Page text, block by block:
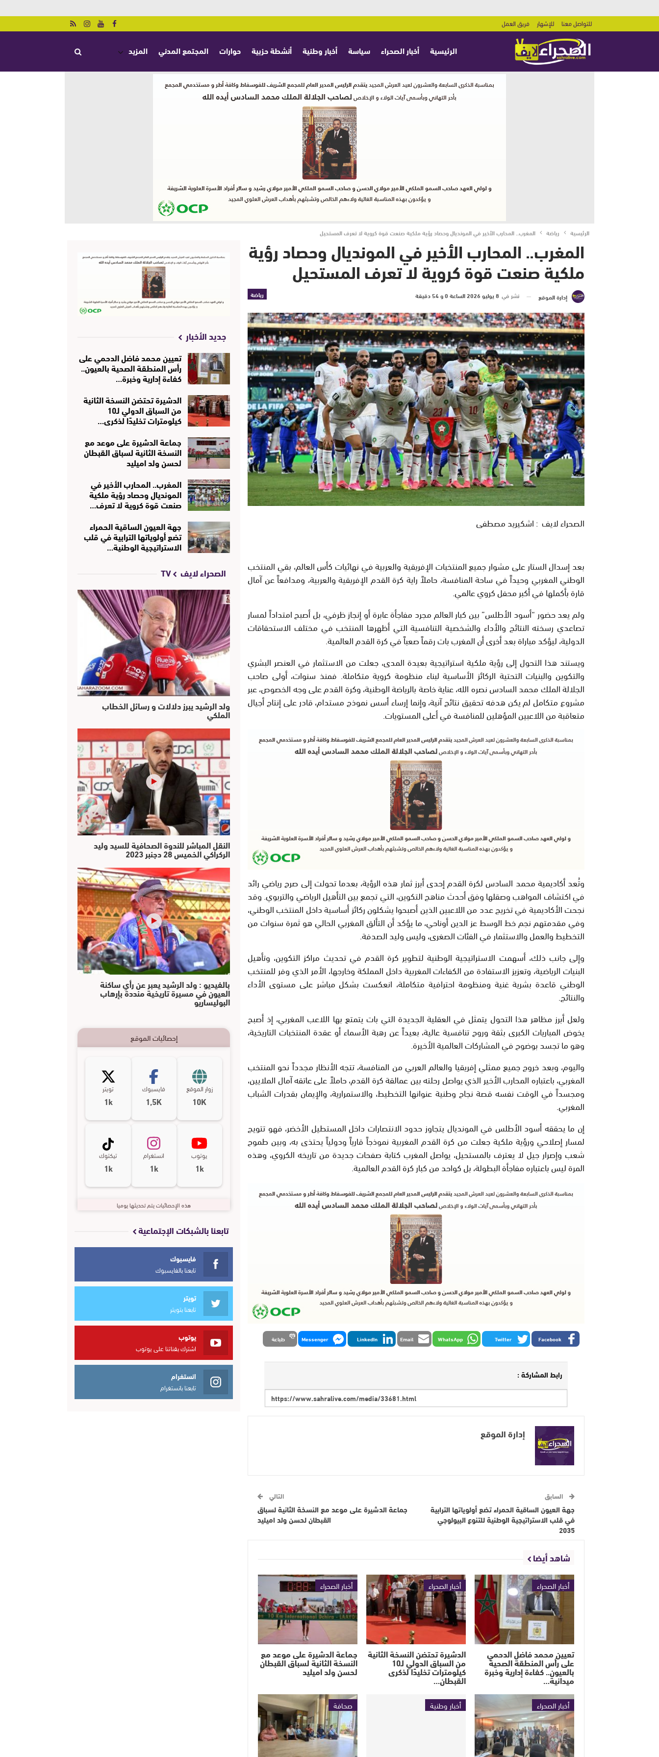
للتواصل معنا للإشهار فريق العمل
الرئيسية أخبار الصحراء سياسة أخبار وطنية أنشطة حزبية حوارات المجتمع المدني المزيد
الرئيسية رياضة المغرب.. المحارب الأخير في المونديال وحصاد رؤية ملكية صنعت قوة كروية لا تعرف المستحيل
المغرب.. المحارب الأخير في المونديال وحصاد رؤية
ملكية صنعت قوة كروية لا تعرف المستحيل
رياضة إدارة الموقع نشر في 8 يوليو 2026 الساعة 0 و 54 دقيقة
الصحراء لايف : اشكيريد مصطفى
بعد إسدال الستار على مشوار جميع المنتخبات الإفريقية والعربية في نهائيات كأس العالم، بقي المنتخب
الوطني المغربي وحيداً في ساحة المنافسة، حاملاً راية كرة القدم الإفريقية والعربية، ومدافعاً عن آمال
قارة بأكملها في أكبر محفل كروي عالمي.
ولم يعد حضور “أسود الأطلس” بين كبار العالم مجرد مفاجأة عابرة أو إنجاز ظرفي، بل أصبح امتداداً لمسار
تصاعدي رسخته النتائج والأداء والشخصية التنافسية التي أظهرها المنتخب في مختلف الاستحقاقات
الدولية، ليؤكد مباراة بعد أخرى أن المغرب بات رقماً صعباً في كرة القدم العالمية.
ويستند هذا التحول إلى رؤية ملكية استراتيجية بعيدة المدى، جعلت من الاستثمار في العنصر البشري
والتكوين والبنيات التحتية الركائز الأساسية لبناء منظومة كروية متكاملة. فمنذ سنوات، أولى صاحب
الجلالة الملك محمد السادس نصره الله، عناية خاصة بالرياضة الوطنية، وكرة القدم على وجه الخصوص، عبر
مشروع متكامل لم يكن هدفه تحقيق نتائج آنية، وإنما إرساء أسس نموذج مستدام، قادر على إنتاج أجيال
متعاقبة من اللاعبين المؤهلين للمنافسة في أعلى المستويات.
وتُعد أكاديمية محمد السادس لكرة القدم إحدى أبرز ثمار هذه الرؤية، بعدما تحولت إلى صرح رياضي رائد
في اكتشاف المواهب وصقلها وفق أحدث مناهج التكوين، التي تجمع بين التأهيل الرياضي والتربوي. وقد
نجحت الأكاديمية في تخريج عدد من اللاعبين الذين أصبحوا يشكلون ركائز أساسية داخل المنتخب الوطني،
وفي مقدمتهم نجم خط الوسط عز الدين أوناحي، ما يؤكد أن التألق المغربي الحالي هو ثمرة سنوات من
التخطيط والعمل والاستثمار في الفئات الصغرى، وليس وليد الصدفة.
وإلى جانب ذلك، أسهمت الاستراتيجية الوطنية لتطوير كرة القدم في تحديث مراكز التكوين، وتأهيل
البنيات الرياضية، وتعزيز الاستفادة من الكفاءات المغربية داخل المملكة وخارجها، الأمر الذي وفر للمنتخب
الوطني قاعدة بشرية غنية ومنظومة احترافية متكاملة، انعكست بشكل مباشر على مستوى الأداء
والنتائج.
ولعل أبرز مظاهر هذا التحول يتمثل في العقلية الجديدة التي بات يتمتع بها اللاعب المغربي، إذ أصبح
يخوض المباريات الكبرى بثقة وروح تنافسية عالية، بعيداً عن رهبة الأسماء أو عقدة المنتخبات التاريخية،
وهو ما تجسد بوضوح في المشاركات العالمية الأخيرة.
واليوم، وبعد خروج جميع ممثلي إفريقيا والعالم العربي من المنافسة، تتجه الأنظار مجدداً نحو المنتخب
المغربي، باعتباره المحارب الأخير الذي يواصل رحلته بين عمالقة كرة القدم، حاملاً على عاتقه آمال الملايين،
ومجسداً في الوقت نفسه قصة نجاح وطنية عنوانها التخطيط، والاستمرارية، والإيمان بقدرات الشباب
المغربي.
إن ما يحققه أسود الأطلس في المونديال يتجاوز حدود الانتصارات داخل المستطيل الأخضر، فهو تتويج
لمسار إصلاحي ورؤية ملكية جعلت من كرة القدم المغربية نموذجاً قارياً ودولياً يحتذى به، وبين طموح
شعب وإصرار جيل لا يعترف بالمستحيل، يواصل المغرب كتابة صفحات جديدة من تاريخه الكروي، وهذه
المرة ليس باعتباره مفاجأة البطولة، بل كواحد من كبار كرة القدم العالمية.
Facebook
Twitter
WhatsApp
Email
LinkedIn
Messenger طباعة
رابط المشاركة :
إدارة الموقع
السابق
جهة العيون الساقية الحمراء تضع أولوياتها الترابية
في قلب الاستراتيجية الوطنية للتنوع البيولوجي
2035
التالي
جماعة الدشيرة على موعد مع النسخة الثانية لسباق
القبطان لحسن ولد اميليد
شاهد أيضا
أخبار الصحراء
تعيين محمد فاضل الدحمي
على رأس المنطقة الصحية
بالعيون.. كفاءة إدارية وخبرة
ميدانية…
أخبار الصحراء
الدشيرة تحتضن النسخة الثانية
من السباق الدولي لـ10
كيلومترات تخليدًا لذكرى
القبطان…
أخبار الصحراء
جماعة الدشيرة على موعد مع
النسخة الثانية لسباق القبطان
لحسن ولد اميليد
أخبار الصحراء أخبار وطنية صحافة
جديد الأخبار
تعيين محمد فاضل الدحمي على
رأس المنطقة الصحية بالعيون..
كفاءة إدارية وخبرة…
الدشيرة تحتضن النسخة الثانية
من السباق الدولي لـ10
كيلومترات تخليدًا لذكرى…
جماعة الدشيرة على موعد مع
النسخة الثانية لسباق القبطان
لحسن ولد اميليد
المغرب.. المحارب الأخير في
المونديال وحصاد رؤية ملكية
صنعت قوة كروية لا تعرف…
جهة العيون الساقية الحمراء
تضع أولوياتها الترابية في قلب
الاستراتيجية الوطنية…
الصحراء لايف TV
ولد الرشيد يبرز دلالات و رسائل الخطاب
الملكي
النقل المباشر للندوة الصحافية للسيد وليد
الركراكي الخميس 28 دجنبر 2023
بالفيديو : ولد الرشيد يعبر عن رأي ساكنة
العيون في مسيرة تاريخية منددة بإرهاب
البوليساريو
إحصائيات الموقع
زوار الموقع
10K
فايسبوك
1,5K
تويتر
1k
يوتوب
1k
انستغرام
1k
تيكتوك
1k
هذه الإحصائيات يتم تحديثها يوميا
تابعنا بالشبكات الإجتماعية
فايسبوك
تابعنا بالفايسبوك
تويتر
تابعنا بتويتر
يوتوب
اشترك بقناتنا على يوتوب
انستغرام
تابعنا بانستغرام